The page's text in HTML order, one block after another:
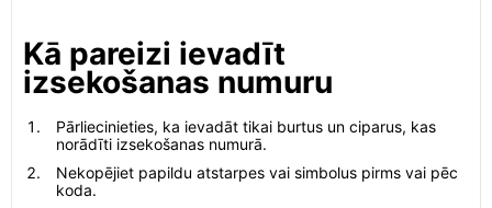
Kā pareizi ievadīt
izsekošanas numuru
Pārliecinieties, ka ievadāt tikai burtus un ciparus, kas
norādīti izsekošanas numurā.
Nekopējiet papildu atstarpes vai simbolus pirms vai pēc
koda.